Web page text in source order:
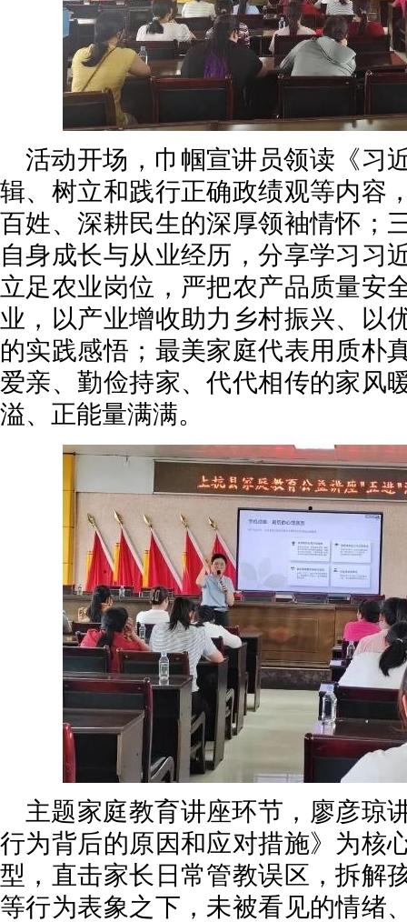
活动开场，巾帼宣讲员领读《习
辑、树立和践行正确政绩观等内容
百姓、深耕民生的深厚领袖情怀；
自身成长与从业经历，分享学习习
立足农业岗位，严把农产品质量安
业，以产业增收助力乡村振兴、以
的实践感悟；最美家庭代表用质朴
爱亲、勤俭持家、代代相传的家风
溢、正能量满满。
主题家庭教育讲座环节，廖彦琼
行为背后的原因和应对措施》为核
型，直击家长日常管教误区，拆解
等行为表象之下，未被看见的情绪